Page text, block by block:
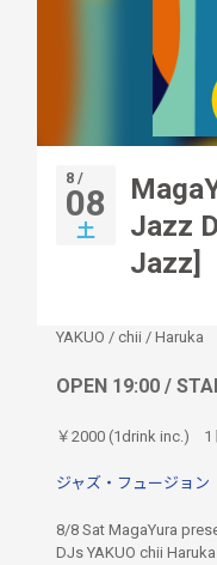
8 /
08
土
Jazz
Jazz]
YAKUO / chii / Haruka
OPEN 19:00 /
￥2000 (1drink inc.) 1
ジャズ・フュージョン
8/8 Sat MagaYura
DJs YAKUO chii